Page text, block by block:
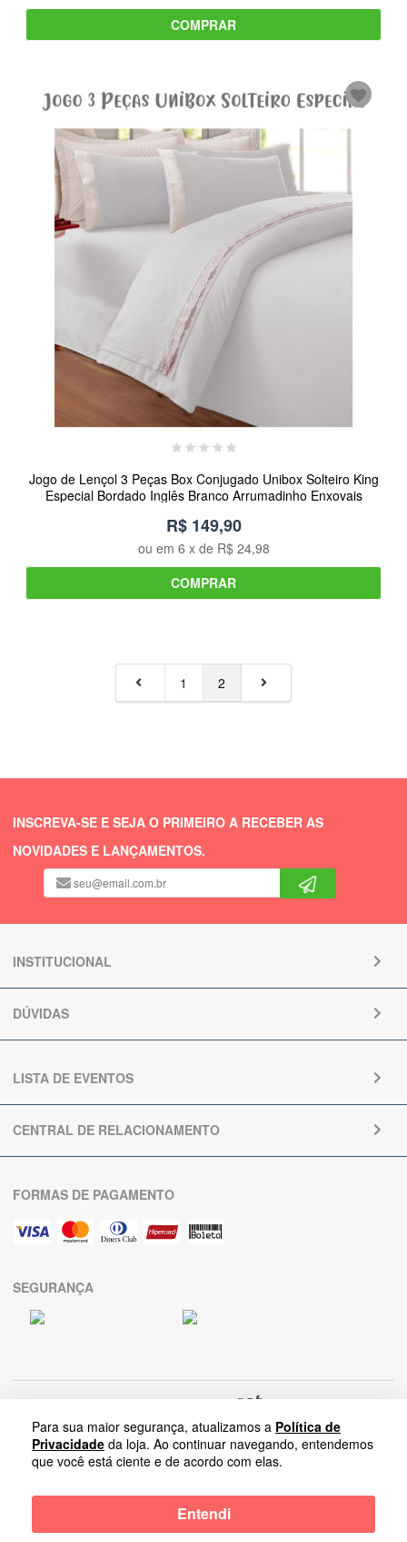
COMPRAR
Jogo de Lençol 3 Peças Box Conjugado Unibox Solteiro King
Especial Bordado Inglês Branco Arrumadinho Enxovais
R$ 149,90
ou em 6 x de R$ 24,98
COMPRAR
1 2
Para sua maior segurança, atualizamos a Política de
Privacidade da loja. Ao continuar navegando, entendemos
que você está ciente e de acordo com elas.
Entendi
INSCREVA-SE E SEJA O PRIMEIRO A RECEBER AS
NOVIDADES E LANÇAMENTOS.
INSTITUCIONAL
DÚVIDAS
LISTA DE EVENTOS
CENTRAL DE RELACIONAMENTO
FORMAS DE PAGAMENTO
SEGURANÇA